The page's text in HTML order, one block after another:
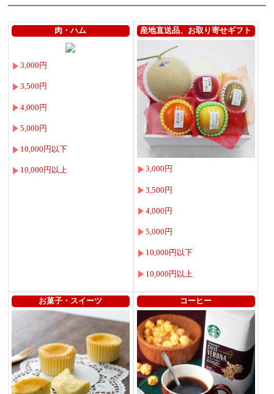
肉・ハム
3,000円
3,500円
4,000円
5,000円
10,000円以下
10,000円以上
産地直送品、お取り寄せギフト
3,000円
3,500円
4,000円
5,000円
10,000円以下
10,000円以上
お菓子・スイーツ コーヒー